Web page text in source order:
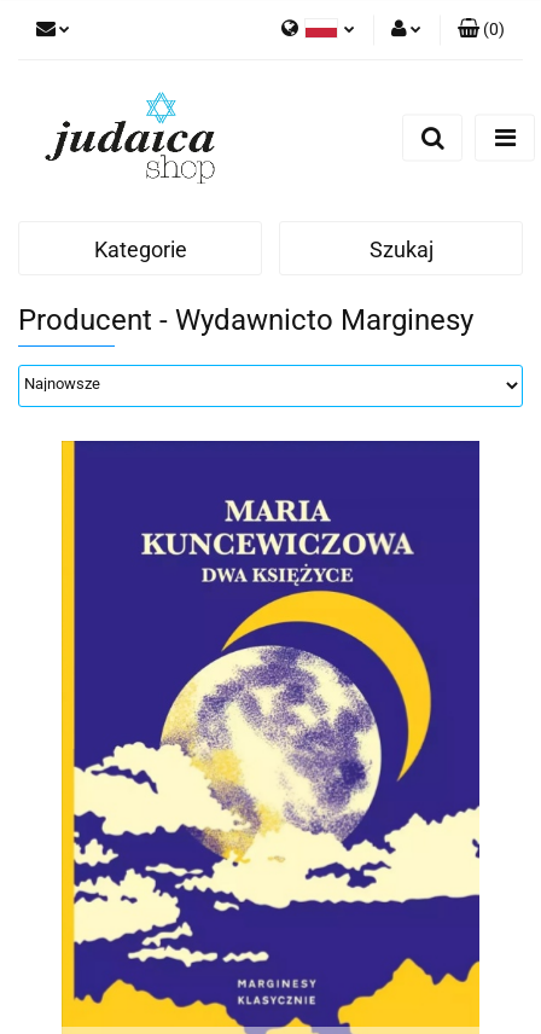
(0)
Kategorie Szukaj
Producent - Wydawnicto Marginesy